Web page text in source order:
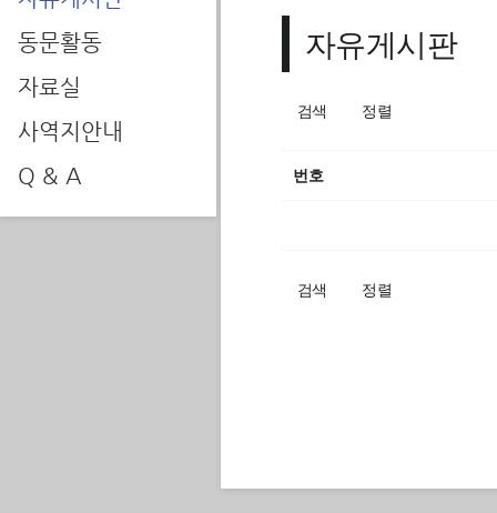
동문활동
자료실
사역지안내
Q & A
자유게시판
검색 정렬
번호
검색 정렬